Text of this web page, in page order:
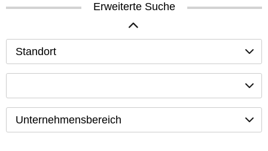
Erweiterte Suche
Standort
Unternehmensbereich